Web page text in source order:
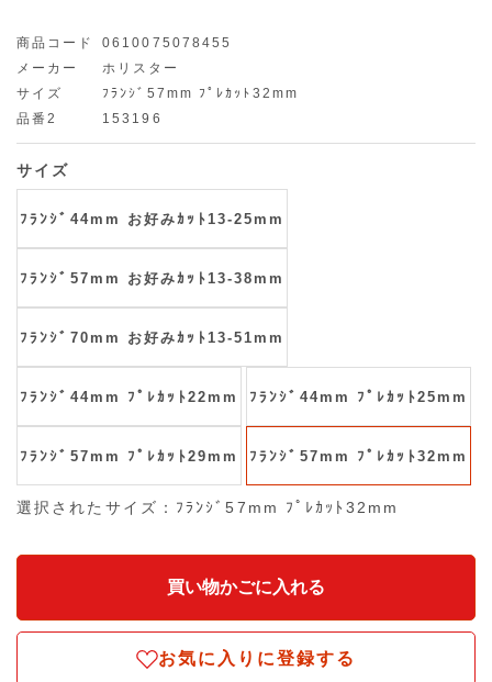
商品コード
0610075078455
メーカー
ホリスター
サイズ
ﾌﾗﾝｼﾞ57mm ﾌﾟﾚｶｯﾄ32mm
品番2
153196
サイズ
ﾌﾗﾝｼﾞ44mm お好みｶｯﾄ13-25mm
ﾌﾗﾝｼﾞ57mm お好みｶｯﾄ13-38mm
ﾌﾗﾝｼﾞ70mm お好みｶｯﾄ13-51mm
ﾌﾗﾝｼﾞ44mm ﾌﾟﾚｶｯﾄ22mm ﾌﾗﾝｼﾞ44mm ﾌﾟﾚｶｯﾄ25mm
ﾌﾗﾝｼﾞ57mm ﾌﾟﾚｶｯﾄ29mm ﾌﾗﾝｼﾞ57mm ﾌﾟﾚｶｯﾄ32mm
選択されたサイズ：ﾌﾗﾝｼﾞ57mm ﾌﾟﾚｶｯﾄ32mm
お気に入りに登録する